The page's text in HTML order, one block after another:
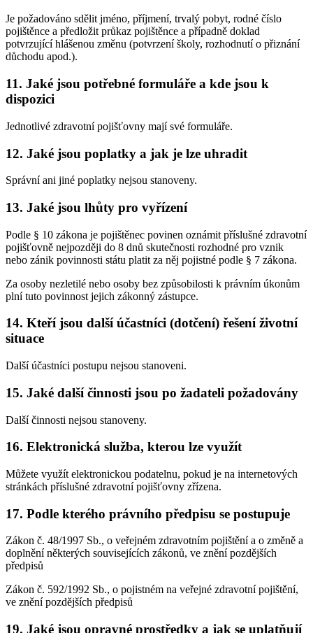
Je požadováno sdělit jméno, příjmení, trvalý pobyt, rodné číslo
pojištěnce a předložit průkaz pojištěnce a případně doklad
potvrzující hlášenou změnu (potvrzení školy, rozhodnutí o přiznání
důchodu apod.).
11. Jaké jsou potřebné formuláře a kde jsou k
dispozici
Jednotlivé zdravotní pojišťovny mají své formuláře.
12. Jaké jsou poplatky a jak je lze uhradit
Správní ani jiné poplatky nejsou stanoveny.
13. Jaké jsou lhůty pro vyřízení
Podle § 10 zákona je pojištěnec povinen oznámit příslušné zdravotní
pojišťovně nejpozději do 8 dnů skutečnosti rozhodné pro vznik
nebo zánik povinnosti státu platit za něj pojistné podle § 7 zákona.
Za osoby nezletilé nebo osoby bez způsobilosti k právním úkonům
plní tuto povinnost jejich zákonný zástupce.
14. Kteří jsou další účastníci (dotčení) řešení životní
situace
Další účastníci postupu nejsou stanoveni.
15. Jaké další činnosti jsou po žadateli požadovány
Další činnosti nejsou stanoveny.
16. Elektronická služba, kterou lze využít
Můžete využít elektronickou podatelnu, pokud je na internetových
stránkách příslušné zdravotní pojišťovny zřízena.
17. Podle kterého právního předpisu se postupuje
Zákon č. 48/1997 Sb., o veřejném zdravotním pojištění a o změně a
doplnění některých souvisejících zákonů, ve znění pozdějších
předpisů
Zákon č. 592/1992 Sb., o pojistném na veřejné zdravotní pojištění,
ve znění pozdějších předpisů
19. Jaké jsou opravné prostředky a jak se uplatňují